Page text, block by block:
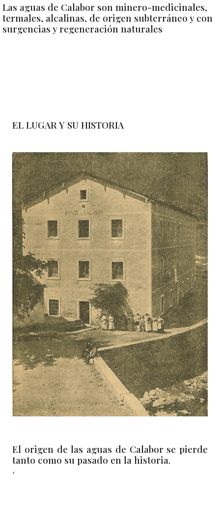
Las aguas de Calabor son minero-medicinales,
termales, alcalinas, de origen subterráneo y con
surgencias y regeneración naturales
EL LUGAR Y SU HISTORIA
El origen de las aguas de Calabor se pierde
tanto como su pasado en la historia.
+